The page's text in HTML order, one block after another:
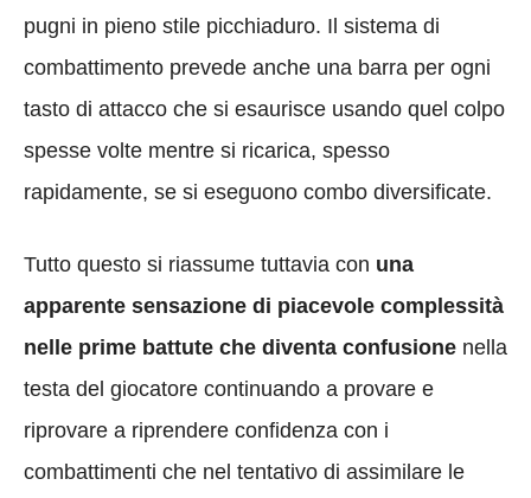
pugni in pieno stile picchiaduro. Il sistema di
combattimento prevede anche una barra per ogni
tasto di attacco che si esaurisce usando quel colpo
spesse volte mentre si ricarica, spesso
rapidamente, se si eseguono combo diversificate.
Tutto questo si riassume tuttavia con una
apparente sensazione di piacevole complessità
nelle prime battute che diventa confusione nella
testa del giocatore continuando a provare e
riprovare a riprendere confidenza con i
combattimenti che nel tentativo di assimilare le